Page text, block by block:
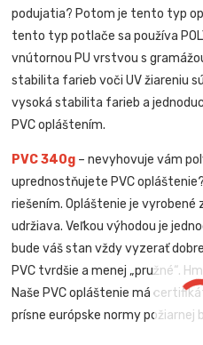
podujatia? Potom je tento typ
tento typ potlače sa používa
vnútornou PU vrstvou s
stabilita farieb voči UV žiareniu
vysoká stabilita farieb a
PVC opláštením.
PVC 340g – nevyhovuje vám
uprednostňujete PVC
riešením. Opláštenie je vyrobené
udržiava. Veľkou výhodou je
bude váš stan vždy vyzerať
PVC tvrdšie a menej „pružné“.
Naše PVC opláštenie má
prísne európske normy požiarnej